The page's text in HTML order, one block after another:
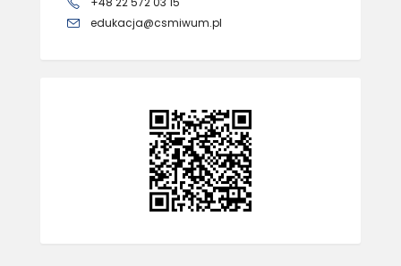
edukacja@csmiwum.pl